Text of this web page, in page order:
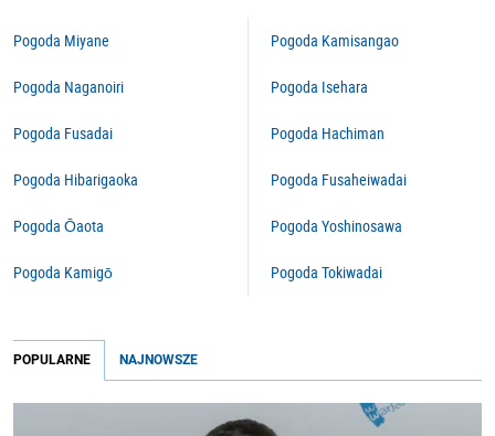
Pogoda Miyane
Pogoda Naganoiri
Pogoda Fusadai
Pogoda Hibarigaoka
Pogoda Ōaota
Pogoda Kamigō
Pogoda Kamisangao
Pogoda Isehara
Pogoda Hachiman
Pogoda Fusaheiwadai
Pogoda Yoshinosawa
Pogoda Tokiwadai
POPULARNE NAJNOWSZE